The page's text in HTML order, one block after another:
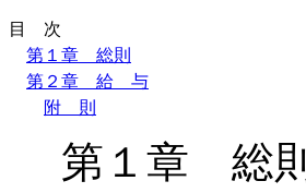
目 次
第１章 総則
第２章 給 与
附 則
第１章 総則